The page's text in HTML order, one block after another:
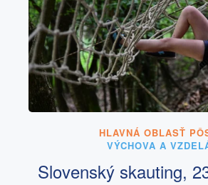
HLAVNÁ OBLASŤ
VÝCHOVA A
Slovenský skauting,